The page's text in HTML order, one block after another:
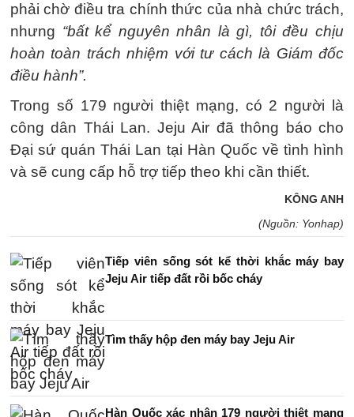
phải chờ điều tra chính thức của nhà chức trách,
nhưng “bất kể nguyên nhân là gì, tôi đều chịu
hoàn toàn trách nhiệm với tư cách là Giám đốc
điều hành”.
Trong số 179 người thiệt mạng, có 2 người là
công dân Thái Lan. Jeju Air đã thông báo cho
Đại sứ quán Thái Lan tại Hàn Quốc về tình hình
và sẽ cung cấp hỗ trợ tiếp theo khi cần thiết.
KÔNG ANH
(Nguồn: Yonhap)
Tiếp viên sống sót kể thời khắc máy bay
Jeju Air tiếp đất rồi bốc cháy
Tìm thấy hộp đen máy bay Jeju Air
Hàn Quốc xác nhận 179 người thiệt mạng